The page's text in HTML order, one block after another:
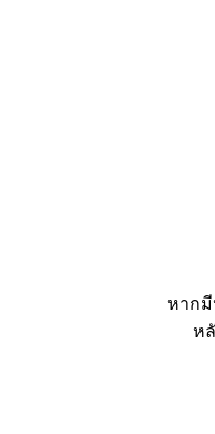
หากมี
ห